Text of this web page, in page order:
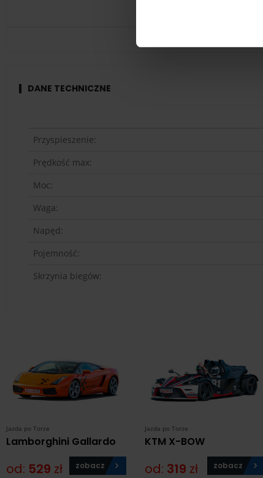
DANE TECHNICZNE
Przyspieszenie:
Prędkość max:
Moc:
Waga:
Napęd:
Pojemność:
Skrzynia biegów:
Jazda po Torze
Lamborghini Gallardo
od: 529 zł zobacz
Jazda po Torze
KTM X-BOW
od: 319 zł zobacz